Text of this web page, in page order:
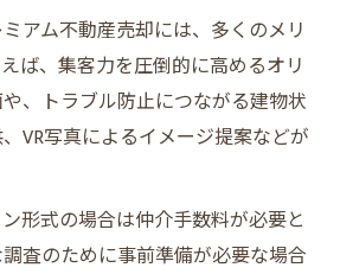
アム不動産売却には、多くのメリ
ば、集客力を圧倒的に高めるオリ
、トラブル防止につながる建物状
VR写真によるイメージ提案などが
形式の場合は仲介手数料が必要と
査のために事前準備が必要な場合